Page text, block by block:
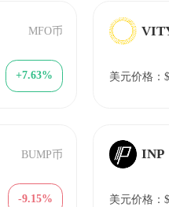
MFO币
+7.63%
BUMP币
-9.15%
美元价格：
INP
美元价格：